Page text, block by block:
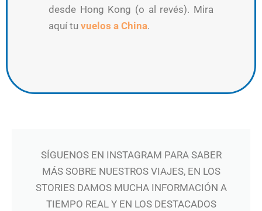
desde Hong Kong (o al revés). Mira
aquí tu vuelos a China.
SÍGUENOS EN INSTAGRAM PARA SABER
MÁS SOBRE NUESTROS VIAJES, EN LOS
STORIES DAMOS MUCHA INFORMACIÓN A
TIEMPO REAL Y EN LOS DESTACADOS